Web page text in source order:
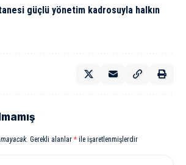
güçlü yönetim kadrosuyla halkın
Gerekli alanlar * ile işaretlenmişlerdir